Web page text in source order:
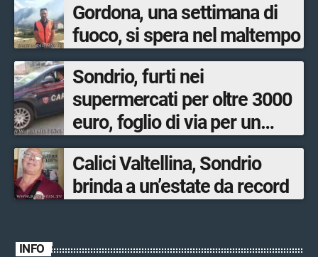
Gordona, una settimana di
fuoco, si spera nel maltempo
Sondrio, furti nei
supermercati per oltre 3000
euro, foglio di via per un
ventinovenne
Calici Valtellina, Sondrio
brinda a un’estate da record
INFO